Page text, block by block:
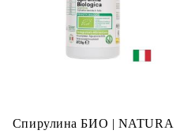
Спирулина БИО | NATURA